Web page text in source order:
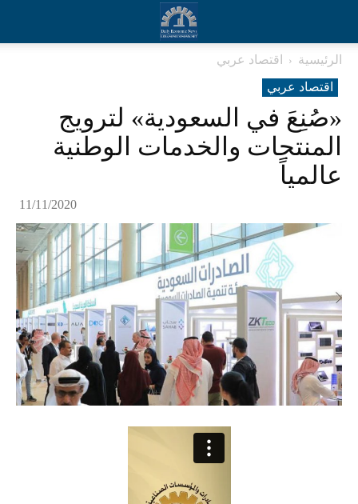
الرئيسية
اقتصاد عربي
اقتصاد عربي
«صُنِعَ في السعودية» لترويج
المنتجات والخدمات الوطنية
عالمياً
11/11/2020